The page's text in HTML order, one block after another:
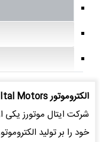
الكتروموتور Ital Motors
شرکت ایتال موتورز یکی
خود را بر تولید